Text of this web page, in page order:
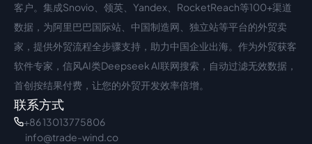
客户。集成Snovio、领英、Yandex、RocketReach等100+渠道
数据，为阿里巴巴国际站、中国制造网、独立站等平台的外贸卖
家，提供外贸流程全步骤支持，助力中国企业出海。作为外贸获客
软件专家，信风AI类Deepseek AI联网搜索，自动过滤无效数据，
首创按结果付费，让您的外贸开发效率倍增。
联系方式
+86 13013775806
info@trade-wind.co